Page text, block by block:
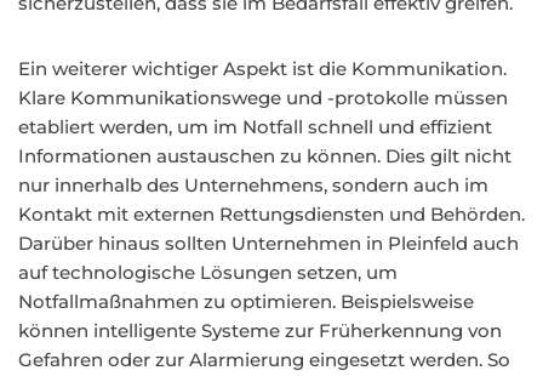
Ein weiterer wichtiger Aspekt ist die Kommunikation.
Klare Kommunikationswege und -protokolle müssen
etabliert werden, um im Notfall schnell und effizient
Informationen austauschen zu können. Dies gilt nicht
nur innerhalb des Unternehmens, sondern auch im
Kontakt mit externen Rettungsdiensten und Behörden.
Darüber hinaus sollten Unternehmen in Pleinfeld auch
auf technologische Lösungen setzen, um
Notfallmaßnahmen zu optimieren. Beispielsweise
können intelligente Systeme zur Früherkennung von
Gefahren oder zur Alarmierung eingesetzt werden. So